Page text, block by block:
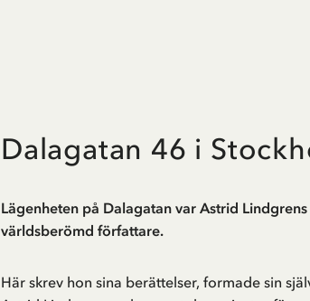
Dalagatan 46 i
Lägenheten på Dalagatan var Astrid
världsberömd författare.
Här skrev hon sina berättelser, formade sin